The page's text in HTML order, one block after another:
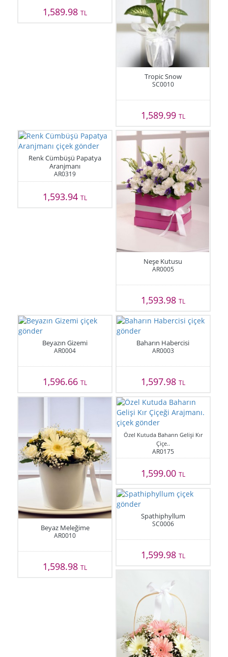
1,589.98TL
Tropic Snow
SC0010
1,589.99 TL
Renk Cümbüşü Papatya
Aranjmanı
AR0319
1,593.94TL
Neşe Kutusu
AR0005
1,593.98 TL
Beyazın Gizemi
AR0004
1,596.66TL
Baharın Habercisi
AR0003
1,597.98 TL
Beyaz Meleğime
AR0010
1,598.98TL
Özel Kutuda Baharın Gelişi Kır
Çiçe..
AR0175
1,599.00 TL
Spathiphyllum
SC0006
1,599.98 TL